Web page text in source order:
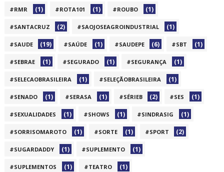
#RMR (1) #ROTA101 (1) #ROUBO (1)
#SANTACRUZ (2) #SAOJOSEAGROINDUSTRIAL (1)
#SAUDE (19) #SAÚDE (1) #SAUDEPE (6) #SBT (1)
#SEBRAE (1) #SEGURADO (1) #SEGURANÇA (1)
#SELECAOBRASILEIRA (1) #SELEÇÃOBRASILEIRA (1)
#SENADO (1) #SERASA (1) #SÉRIEB (2) #SES (1)
#SEXUALIDADES (1) #SHOWS (1) #SINDRASIG (1)
#SORRISOMAROTO (1) #SORTE (1) #SPORT (2)
#SUGARDADDY (1) #SUPLEMENTO (1)
#SUPLEMENTOS (1) #TEATRO (1)